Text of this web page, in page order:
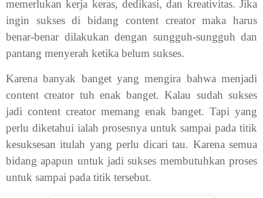
memerlukan kerja keras, dedikasi, dan kreativitas. Jika
ingin sukses di bidang content creator maka harus
benar-benar dilakukan dengan sungguh-sungguh dan
pantang menyerah ketika belum sukses.
Karena banyak banget yang mengira bahwa menjadi
content creator tuh enak banget. Kalau sudah sukses
jadi content creator memang enak banget. Tapi yang
perlu diketahui ialah prosesnya untuk sampai pada titik
kesuksesan itulah yang perlu dicari tau. Karena semua
bidang apapun untuk jadi sukses membutuhkan proses
untuk sampai pada titik tersebut.